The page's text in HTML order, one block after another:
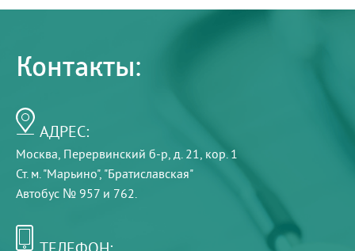
Контакты:
АДРЕС:
Москва, Перервинский б-р, д. 21, кор. 1
Ст. м. "Марьино", "Братиславская"
Автобус № 957 и 762.